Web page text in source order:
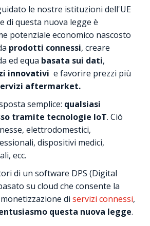
le nostre istituzioni dell'UE
di questa nuova legge è
potenziale economico nascosto
prodotti connessi, creare
ed equa basata sui dati,
innovativi e favorire prezzi più
aftermarket.
semplice: qualsiasi
tramite tecnologie IoT. Ciò
elettrodomestici,
dispositivi medici,
ecc.
di un software DPS (Digital
su cloud che consente la
di servizi connessi,
questa nuova legge.